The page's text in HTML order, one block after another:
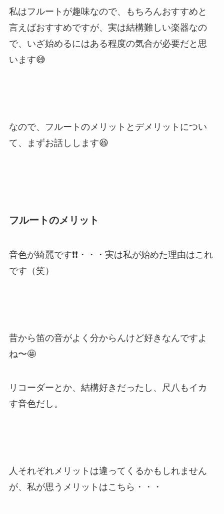
私はフルートが趣味なので、もちろんおすすめと
言えばおすすめですが、実は結構難しい楽器なの
で、いざ始めるにはある程度の気合が必要だと思
います😅
なので、フルートのメリットとデメリットについ
て、まずお話しします😆
フルートのメリット
音色が綺麗です❗️❗️・・・実は私が始めた理由はこれ
です（笑）
昔から笛の音がよく分からんけど好きなんですよ
ね〜🤩
リコーダーとか、結構好きだったし、尺八もイカ
す音色だし。
人それぞれメリットは違ってくるかもしれません
が、私が思うメリットはこちら・・・